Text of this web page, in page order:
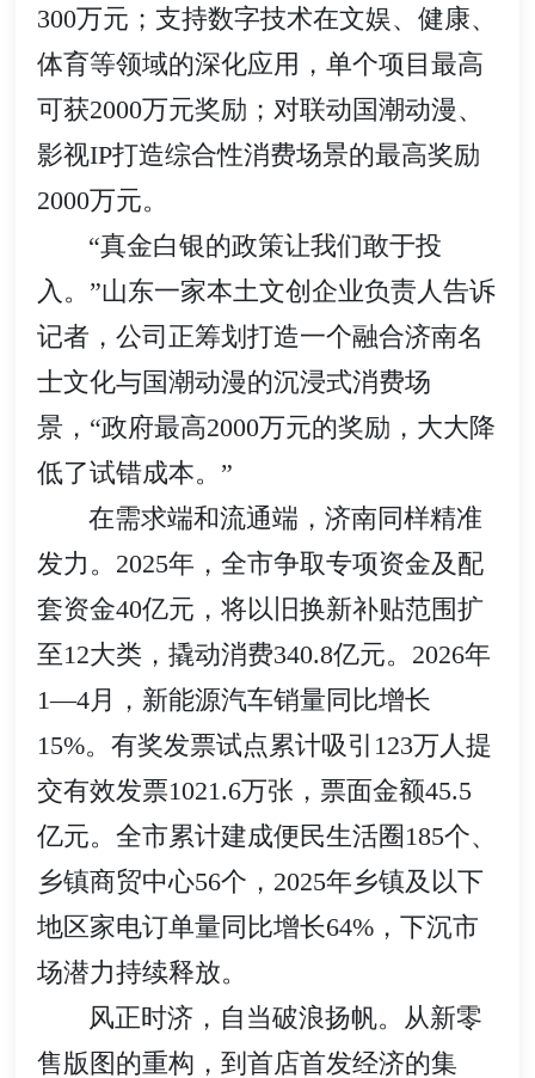
300万元；支持数字技术在文娱、健康、
体育等领域的深化应用，单个项目最高
可获2000万元奖励；对联动国潮动漫、
影视IP打造综合性消费场景的最高奖励
2000万元。
“真金白银的政策让我们敢于投
入。”山东一家本土文创企业负责人告诉
记者，公司正筹划打造一个融合济南名
士文化与国潮动漫的沉浸式消费场
景，“政府最高2000万元的奖励，大大降
低了试错成本。”
在需求端和流通端，济南同样精准
发力。2025年，全市争取专项资金及配
套资金40亿元，将以旧换新补贴范围扩
至12大类，撬动消费340.8亿元。2026年
1—4月，新能源汽车销量同比增长
15%。有奖发票试点累计吸引123万人提
交有效发票1021.6万张，票面金额45.5
亿元。全市累计建成便民生活圈185个、
乡镇商贸中心56个，2025年乡镇及以下
地区家电订单量同比增长64%，下沉市
场潜力持续释放。
风正时济，自当破浪扬帆。从新零
售版图的重构，到首店首发经济的集